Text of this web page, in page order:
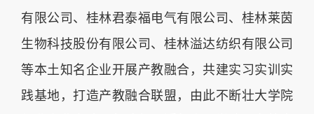
有限公司、桂林君泰福电气有限公司、桂林莱茵
生物科技股份有限公司、桂林溢达纺织有限公司
等本土知名企业开展产教融合，共建实习实训实
践基地，打造产教融合联盟，由此不断壮大学院